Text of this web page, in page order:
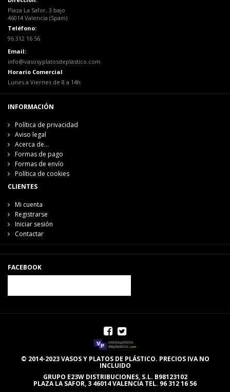
Plaza La Safor, 3 bajo
46014 Valencia (Spain)
Teléfono:
96 312 16 56
Email:
info@vasosyplatosdeplastico.com
Horario Comercial
Lunes a Viernes de 8 a 14h.
INFORMACIÓN
Política de privacidad
Aviso legal
Acerca de...
Formas de pago
Formas de envío
Política de cookies
CLIENTES
Mi cuenta
Registrarse
Iniciar sesión
Contactar
FACEBOOK
© 2014-2023 VASOS Y PLATOS DE PLÁSTICO. PRECIOS IVA NO
INCLUIDO
GRUPO E23W DISTRIBUCIONES, S.L. B98123102
PLAZA LA SAFOR, 3 46014 VALENCIA TEL. 96 312 16 56